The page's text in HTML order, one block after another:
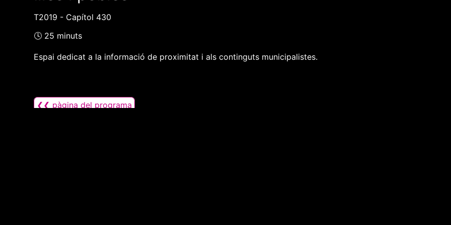
T2019 - Capítol 430
🕓 25 minuts
Espai dedicat a la informació de proximitat i als continguts municipalistes.
❮❮ pàgina del programa